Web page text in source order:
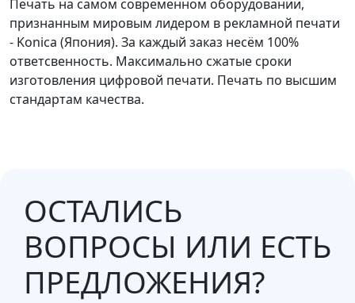
Печать на самом современном оборудовании,
признанным мировым лидером в рекламной печати
- Konica (Япония). За каждый заказ несём 100%
ответсвенность. Максимально сжатые сроки
изготовления цифровой печати. Печать по высшим
стандартам качества.
ОСТАЛИСЬ
ВОПРОСЫ ИЛИ ЕСТЬ
ПРЕДЛОЖЕНИЯ?